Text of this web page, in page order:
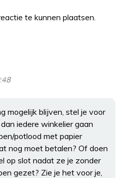
te kunnen plaatsen.
mogelijk blijven, stel je voor
iedere winkelier gaan
potlood met papier
nog moet betalen? Of doen
op slot nadat ze je zonder
gezet? Zie je het voor je,